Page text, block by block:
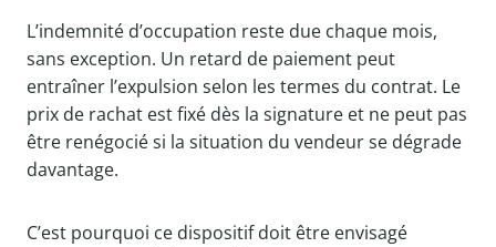
L’indemnité d’occupation reste due chaque mois,
sans exception. Un retard de paiement peut
entraîner l’expulsion selon les termes du contrat. Le
prix de rachat est fixé dès la signature et ne peut pas
être renégocié si la situation du vendeur se dégrade
davantage.
C’est pourquoi ce dispositif doit être envisagé